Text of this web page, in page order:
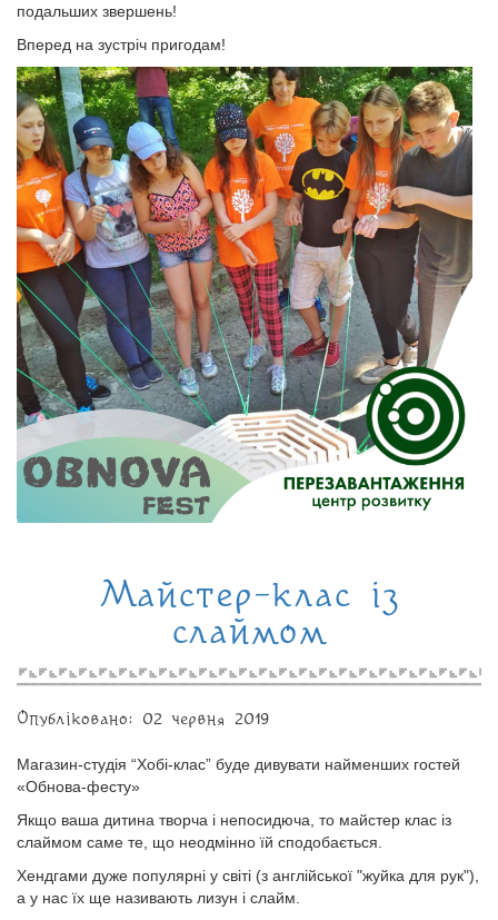
подальших звершень!
Вперед на зустріч пригодам!
Майстер-клас із
слаймом
Опубліковано: 02 червня 2019
Магазин-студія “Хобі-клас” буде дивувати найменших гостей
«Обнова-фесту»
Якщо ваша дитина творча і непосидюча, то майстер клас із
слаймом саме те, що неодмінно їй сподобається.
Хендгами дуже популярні у світі (з англійської "жуйка для рук"),
а у нас їх ще називають лизун і слайм.